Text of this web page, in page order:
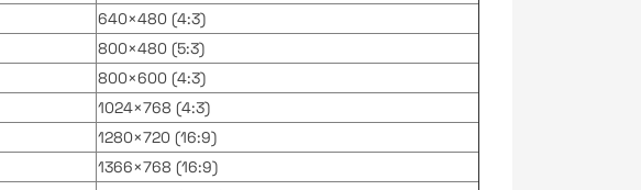
640×480 (4:3)
800×480 (5:3)
800×600 (4:3)
1024×768 (4:3)
1280×720 (16:9)
1366×768 (16:9)